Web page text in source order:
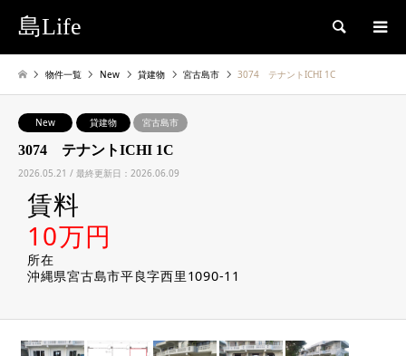
島Life 検索
物件一覧 New 貸建物 宮古島市 3074 テナントICHI 1C
New 貸建物 宮古島市
3074 テナントICHI 1C
2026.05.21 / 最終更新日：2026.06.09
賃料
10万円
所在
沖縄県宮古島市平良字西里1090-11